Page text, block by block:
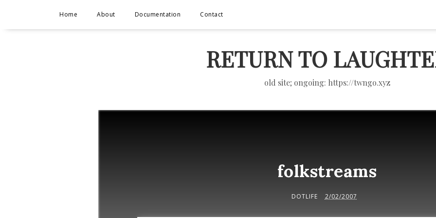
Home About Documentation Contact
RETURN TO
old site; ongoing: https://twngo.xyz
folkstreams
DOTLIFE 2/02/2007